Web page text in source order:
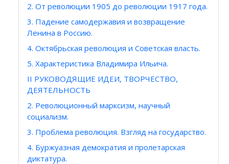
2. От революции 1905 до революции 1917 года.
3. Падение самодержавия и возвращение
Ленина в Россию.
4. Октябрьская революция и Советская власть.
5. Характеристика Владимира Ильича.
II РУКОВОДЯЩИЕ ИДЕИ, ТВОРЧЕСТВО,
ДЕЯТЕЛЬНОСТЬ
2. Революционный марксизм, научный
социализм.
3. Проблема революция. Взгляд на государство.
4. Буржуазная демократия и пролетарская
диктатура.